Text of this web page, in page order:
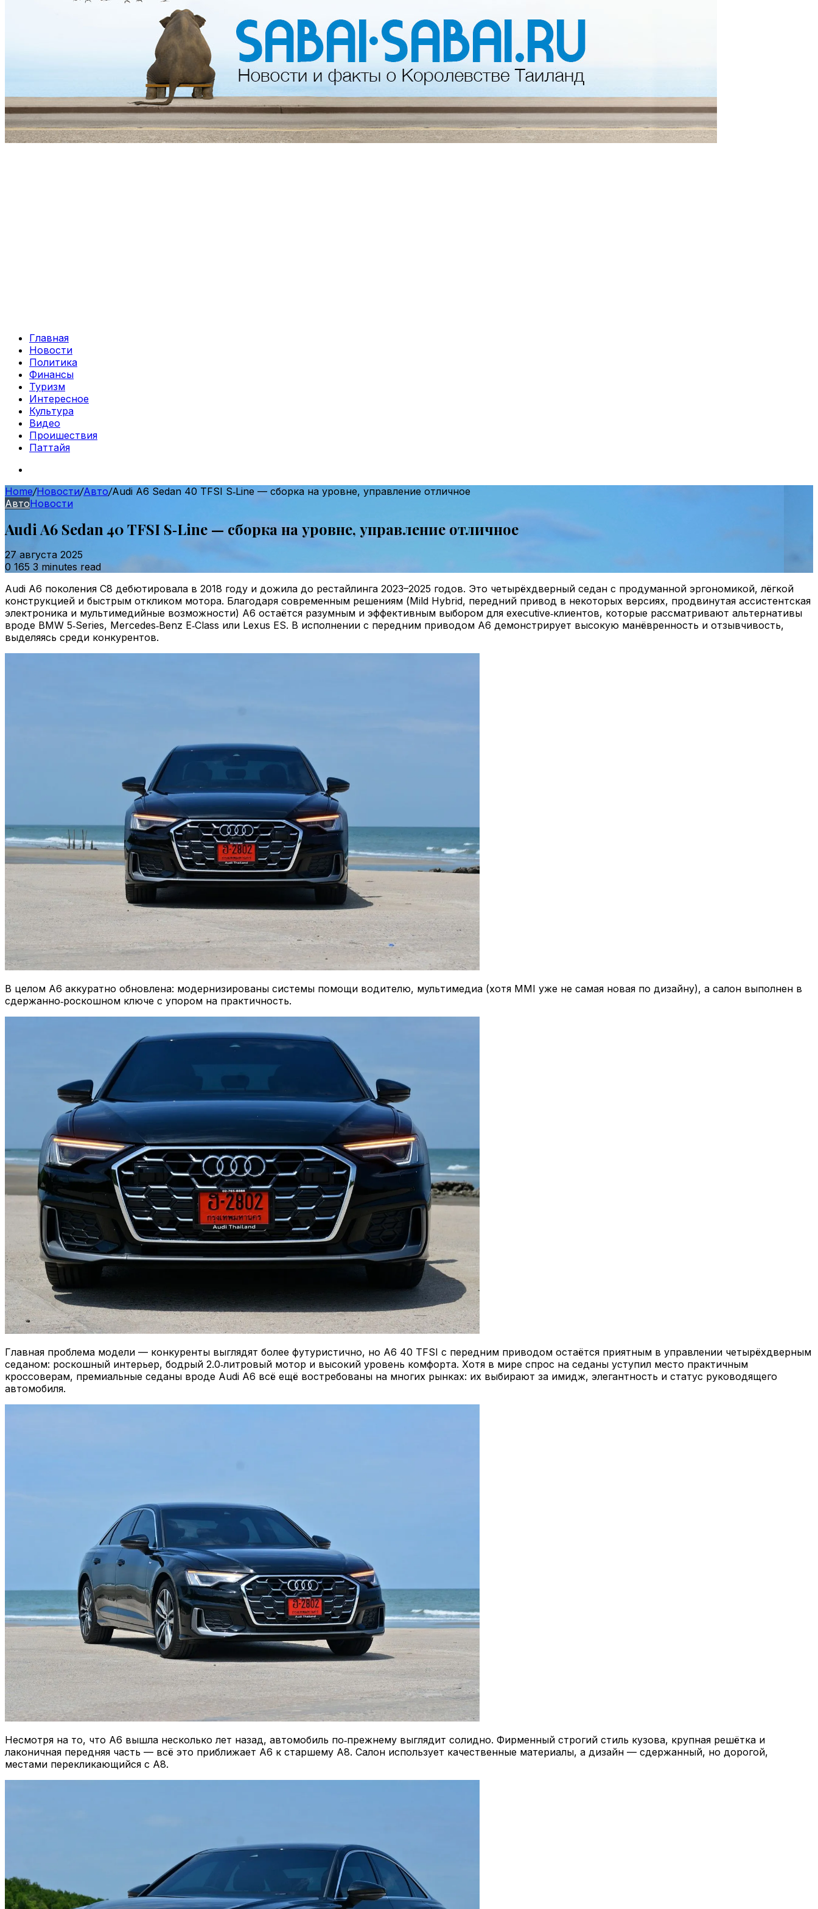
Главная
Новости
Политика
Финансы
Туризм
Интересное
Культура
Видео
Проишествия
Паттайя
Home/Новости/Авто/Audi A6 Sedan 40 TFSI S‑Line — сборка на уровне, управление отличное
АвтоНовости
Audi A6 Sedan 40 TFSI S‑Line — сборка на уровне, управление отличное
27 августа 2025
0 165 3 minutes read
Audi A6 поколения C8 дебютировала в 2018 году и дожила до рестайлинга 2023–2025 годов. Это четырёхдверный седан с продуманной эргономикой, лёгкой
конструкцией и быстрым откликом мотора. Благодаря современным решениям (Mild Hybrid, передний привод в некоторых версиях, продвинутая ассистентская
электроника и мультимедийные возможности) A6 остаётся разумным и эффективным выбором для executive‑клиентов, которые рассматривают альтернативы
вроде BMW 5‑Series, Mercedes‑Benz E‑Class или Lexus ES. В исполнении с передним приводом A6 демонстрирует высокую манёвренность и отзывчивость,
выделяясь среди конкурентов.
В целом A6 аккуратно обновлена: модернизированы системы помощи водителю, мультимедиа (хотя MMI уже не самая новая по дизайну), а салон выполнен в
сдержанно‑роскошном ключе с упором на практичность.
Главная проблема модели — конкуренты выглядят более футуристично, но A6 40 TFSI с передним приводом остаётся приятным в управлении четырёхдверным
седаном: роскошный интерьер, бодрый 2.0‑литровый мотор и высокий уровень комфорта. Хотя в мире спрос на седаны уступил место практичным
кроссоверам, премиальные седаны вроде Audi A6 всё ещё востребованы на многих рынках: их выбирают за имидж, элегантность и статус руководящего
автомобиля.
Несмотря на то, что A6 вышла несколько лет назад, автомобиль по‑прежнему выглядит солидно. Фирменный строгий стиль кузова, крупная решётка и
лаконичная передняя часть — всё это приближает A6 к старшему A8. Салон использует качественные материалы, а дизайн — сдержанный, но дорогой,
местами перекликающийся с A8.